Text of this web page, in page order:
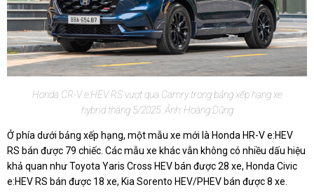
Honda CR-V e:HEV RS vượt qua Camry trong bảng xếp hạng xe
hybrid tháng 5/2025. Ảnh: Hoàng Dũng
Ở phía dưới bảng xếp hạng, một mẫu xe mới là Honda HR-V e:HEV
RS bán được 79 chiếc. Các mẫu xe khác vẫn không có nhiều dấu hiệu
khả quan như Toyota Yaris Cross HEV bán được 28 xe, Honda Civic
e:HEV RS bán được 18 xe, Kia Sorento HEV/PHEV bán được 8 xe.